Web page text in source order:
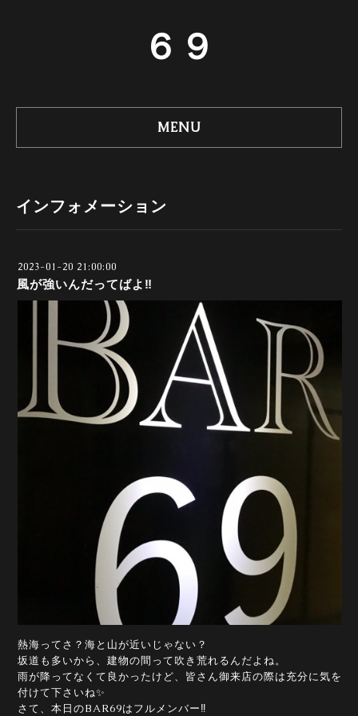
６９
MENU
インフォメーション
2023-01-20 21:00:00
風が強いんだってばよ‼️
熱海ってさ？海と山が近いじゃない？
坂道も多いから、建物の間って吹き荒れるんだよね。
雨が降ってなくて良かったけど、皆さん御来店の際は充分に気を
付けて下さいね✨
さて、本日のBAR69はフルメンバー‼️